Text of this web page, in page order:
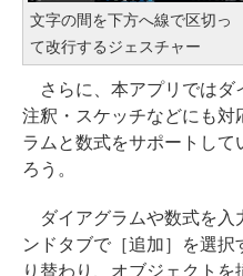
文字の間を下方へ線で区切っ
て改行するジェスチャー
さらに、本アプリではダ
注釈・スケッチなどにも
ラムと数式をサポートし
ろう。
ダイアグラムや数式を入
ンドタブで［追加］を選
り替わり、オブジェクト